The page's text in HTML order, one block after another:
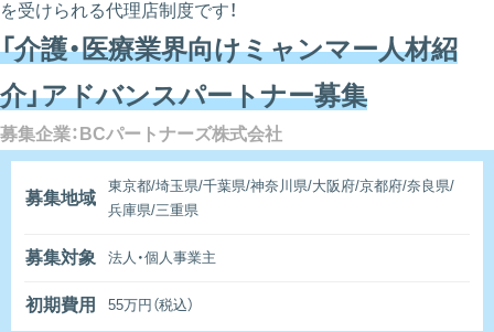
を受けられる代理店制度です！
「介護・医療業界向けミャンマー人材紹
介」アドバンスパートナー募集
募集企業：BCパートナーズ株式会社
募集地域
東京都/埼玉県/千葉県/神奈川県/大阪府/京都府/奈良県/
兵庫県/三重県
募集対象 法人・個人事業主
初期費用 55万円（税込）